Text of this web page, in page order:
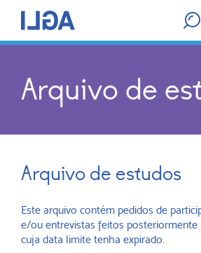
Arquivo de
Arquivo de estudos
Este arquivo contém pedidos de
e/ou entrevistas feitos posteriormente
cuja data limite tenha expirado.